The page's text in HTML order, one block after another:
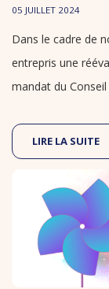
05 JUILLET 2024
Dans le cadre de
entrepris une
mandat du Conseil
LIRE LA SUITE